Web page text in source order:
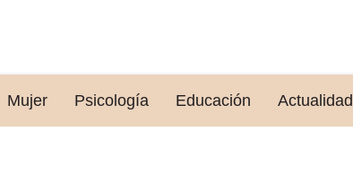
Mujer Psicología Educación Actualidad